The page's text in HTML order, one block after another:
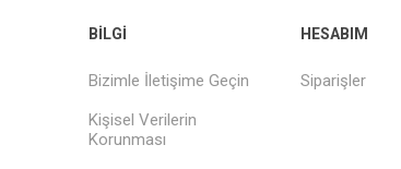
BILGI
Bizimle İletişime Geçin
Kişisel Verilerin
Korunması
HESABIM
Siparişler